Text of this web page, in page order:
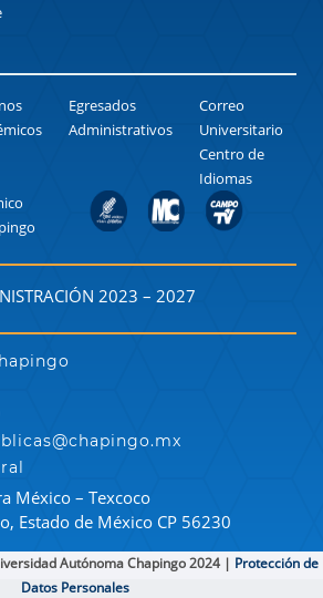
Egresados
Administrativos
Correo
Universitario
Centro de
Idiomas
2023 – 2027
México – Texcoco
Estado de México CP 56230
Autónoma Chapingo 2024 | Protección de
Datos Personales